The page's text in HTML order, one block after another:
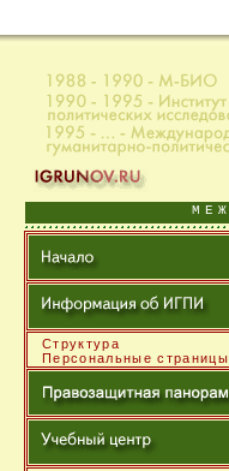
Структура
Персональные страницы